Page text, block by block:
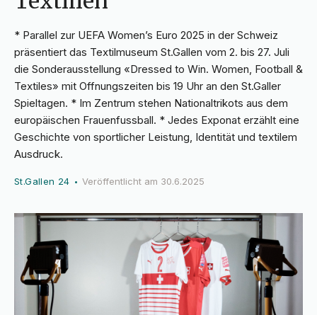
* Parallel zur UEFA Women’s Euro 2025 in der Schweiz
präsentiert das Textilmuseum St.Gallen vom 2. bis 27. Juli
die Sonderausstellung «Dressed to Win. Women, Football &
Textiles» mit Offnungszeiten bis 19 Uhr an den St.Galler
Spieltagen. * Im Zentrum stehen Nationaltrikots aus dem
europäischen Frauenfussball. * Jedes Exponat erzählt eine
Geschichte von sportlicher Leistung, Identität und textilem
Ausdruck.
St.Gallen 24 • Veröffentlicht am 30.6.2025